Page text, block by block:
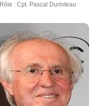
Rôle : Cpt. Pascal Durinteau